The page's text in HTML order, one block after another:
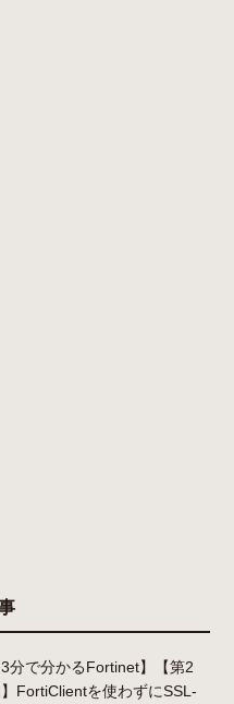
3分で分かるFortinet】【第2
FortiClientを使わずにSSL-